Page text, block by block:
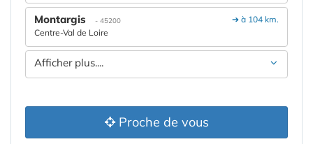
➔ à 104 km.
Montargis - 45200
Centre-Val de Loire
Afficher plus....
Proche de vous